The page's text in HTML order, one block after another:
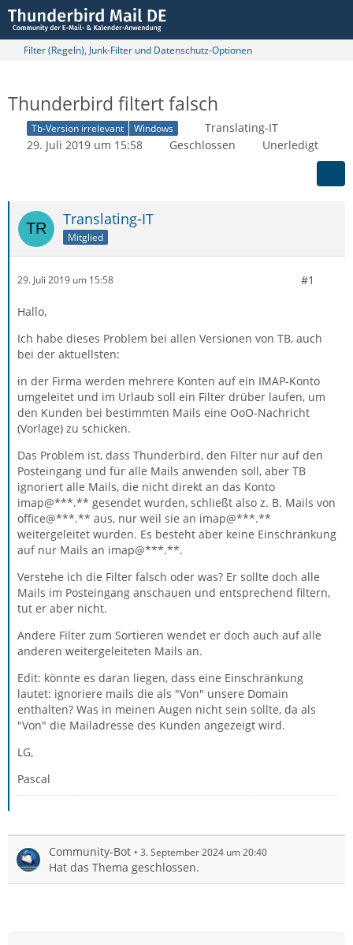
Filter (Regeln), Junk-Filter und Datenschutz-Optionen
Thunderbird filtert falsch
Tb-Version irrelevant Windows
Translating-IT
29. Juli 2019 um 15:58
Geschlossen Unerledigt
Translating-IT
Mitglied
29. Juli 2019 um 15:58 #1
Hallo,
Ich habe dieses Problem bei allen Versionen von TB, auch
bei der aktuellsten:
in der Firma werden mehrere Konten auf ein IMAP-Konto
umgeleitet und im Urlaub soll ein Filter drüber laufen, um
den Kunden bei bestimmten Mails eine OoO-Nachricht
(Vorlage) zu schicken.
Das Problem ist, dass Thunderbird, den Filter nur auf den
Posteingang und für alle Mails anwenden soll, aber TB
ignoriert alle Mails, die nicht direkt an das Konto
imap@***.** gesendet wurden, schließt also z. B. Mails von
office@***.** aus, nur weil sie an imap@***.**
weitergeleitet wurden. Es besteht aber keine Einschränkung
auf nur Mails an imap@***.**.
Verstehe ich die Filter falsch oder was? Er sollte doch alle
Mails im Posteingang anschauen und entsprechend filtern,
tut er aber nicht.
Andere Filter zum Sortieren wendet er doch auch auf alle
anderen weitergeleiteten Mails an.
Edit: könnte es daran liegen, dass eine Einschränkung
lautet: ignoriere mails die als "Von" unsere Domain
enthalten? Was in meinen Augen nicht sein sollte, da als
"Von" die Mailadresse des Kunden angezeigt wird.
LG,
Pascal
Community-Bot 3. September 2024 um 20:40
Hat das Thema geschlossen.